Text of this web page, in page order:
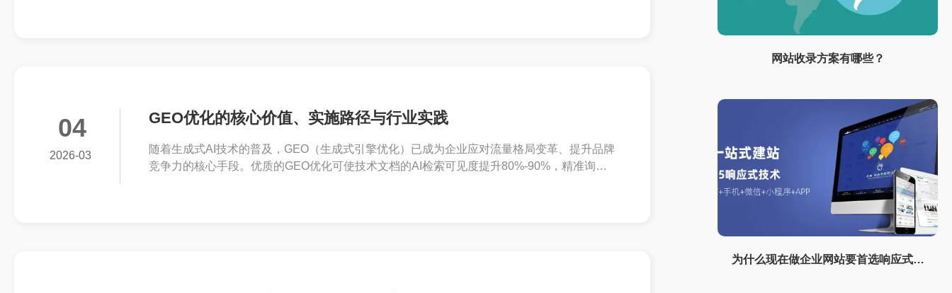
04
2026-03
GEO优化的核心价值、实施路径与行业实践
随着生成式AI技术的普及，GEO（生成式引擎优化）已成为企业应对流量格局变革、提升品牌
竞争力的核心手段。优质的GEO优化可使技术文档的AI检索可见度提升80%-90%，精准询盘
网站收录方案有哪些？
为什么现在做企业网站要首选响应式网